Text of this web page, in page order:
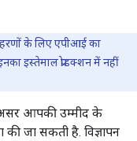
के लिए एपीआई का
इस्तेमाल प्रोडक्शन में नहीं
आपकी उम्मीद के
की जा सकती है. विज्ञापन